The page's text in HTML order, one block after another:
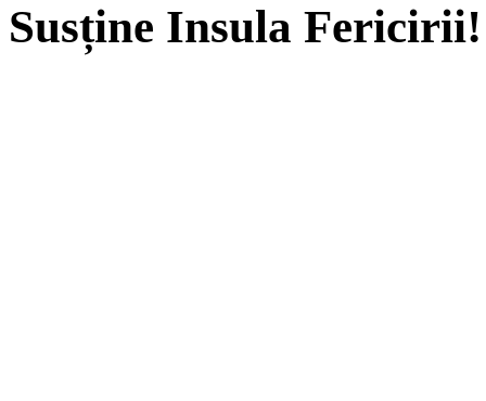
Susține Insula Fericirii!